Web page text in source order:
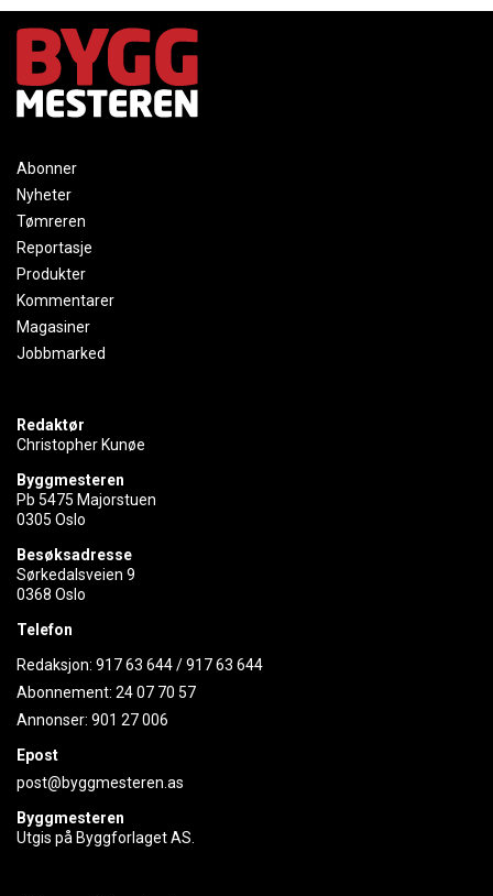
Abonner
Nyheter
Tømreren
Reportasje
Produkter
Kommentarer
Magasiner
Jobbmarked
Redaktør
Christopher Kunøe
Byggmesteren
Pb 5475 Majorstuen
0305 Oslo
Besøksadresse
Sørkedalsveien 9
0368 Oslo
Telefon
Redaksjon: 917 63 644/917 63 644
Abonnement: 24 07 70 57
Annonser: 901 27 006
Epost
post@byggmesteren.as
Byggmesteren
Utgis på Byggforlaget AS.